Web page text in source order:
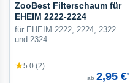
ZooBest Filterschaum für
EHEIM 2222-2224
für EHEIM 2222, 2224, 2322
und 2324
★5.0 (2)
ab 2,95 €*